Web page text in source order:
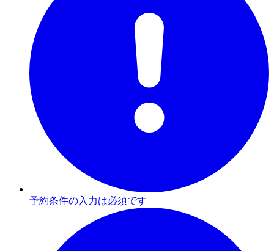
予約条件の入力は必須です